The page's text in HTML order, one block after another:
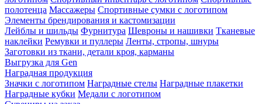
полотенца Массажеры Спортивные сумки с логотипом
Элементы брендирования и кастомизации
Лейблы и шильды Фурнитура Шевроны и нашивки Тканевые
наклейки Ремувки и пуллеры Ленты, стропы, шнуры
Заготовки из ткани, детали кроя, карманы
Выгрузка для Gen
Наградная продукция
Значки с логотипом Наградные стелы Наградные плакетки
Наградные кубки Медали с логотипом